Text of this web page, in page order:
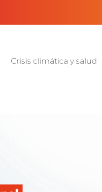
Crisis climática y salud